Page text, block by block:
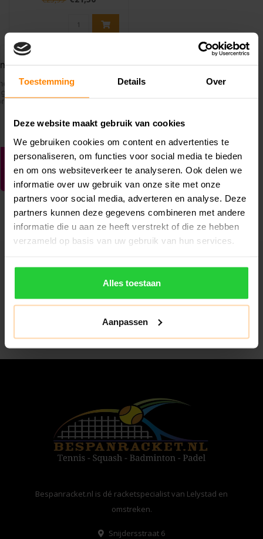
Toestemming Details Over
Deze website maakt gebruik van cookies
We gebruiken cookies om content en advertenties te
personaliseren, om functies voor social media te bieden
en om ons websiteverkeer te analyseren. Ook delen we
informatie over uw gebruik van onze site met onze
partners voor social media, adverteren en analyse. Deze
partners kunnen deze gegevens combineren met andere
informatie die u aan ze heeft verstrekt of die ze hebben
verzameld op basis van uw gebruik van hun services.
Alles toestaan
Aanpassen
Bespanracket.nl is dé racketspecialist van Lelystad en
omstreken.
Snijdersstraat 6